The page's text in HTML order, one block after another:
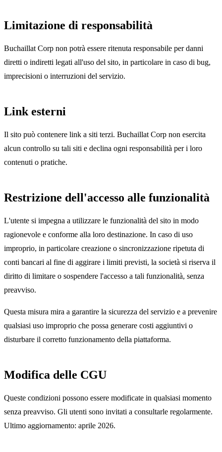
Limitazione di responsabilità
Buchaillat Corp non potrà essere ritenuta responsabile per danni
diretti o indiretti legati all'uso del sito, in particolare in caso di bug,
imprecisioni o interruzioni del servizio.
Link esterni
Il sito può contenere link a siti terzi. Buchaillat Corp non esercita
alcun controllo su tali siti e declina ogni responsabilità per i loro
contenuti o pratiche.
Restrizione dell'accesso alle funzionalità
L'utente si impegna a utilizzare le funzionalità del sito in modo
ragionevole e conforme alla loro destinazione. In caso di uso
improprio, in particolare creazione o sincronizzazione ripetuta di
conti bancari al fine di aggirare i limiti previsti, la società si riserva il
diritto di limitare o sospendere l'accesso a tali funzionalità, senza
preavviso.
Questa misura mira a garantire la sicurezza del servizio e a prevenire
qualsiasi uso improprio che possa generare costi aggiuntivi o
disturbare il corretto funzionamento della piattaforma.
Modifica delle CGU
Queste condizioni possono essere modificate in qualsiasi momento
senza preavviso. Gli utenti sono invitati a consultarle regolarmente.
Ultimo aggiornamento: aprile 2026.